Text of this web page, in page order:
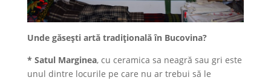
Unde găseşti artă tradiţională în Bucovina?
* Satul Marginea, cu ceramica sa neagră sau gri este
unul dintre locurile pe care nu ar trebui să le